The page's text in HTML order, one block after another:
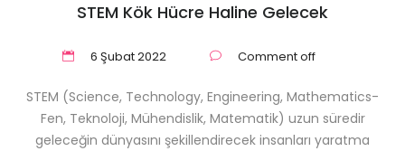
STEM Kök Hücre Haline Gelecek
6 Şubat 2022 Comment off
STEM (Science, Technology, Engineering, Mathematics-
Fen, Teknoloji, Mühendislik, Matematik) uzun süredir
geleceğin dünyasını şekillendirecek insanları yaratma